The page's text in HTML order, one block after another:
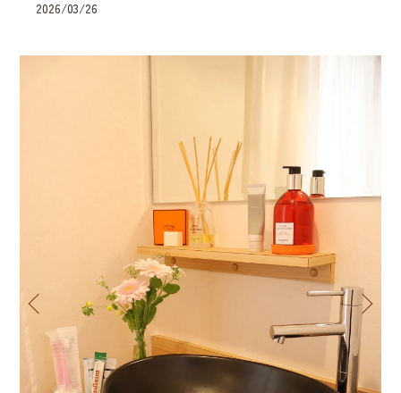
2026/03/26